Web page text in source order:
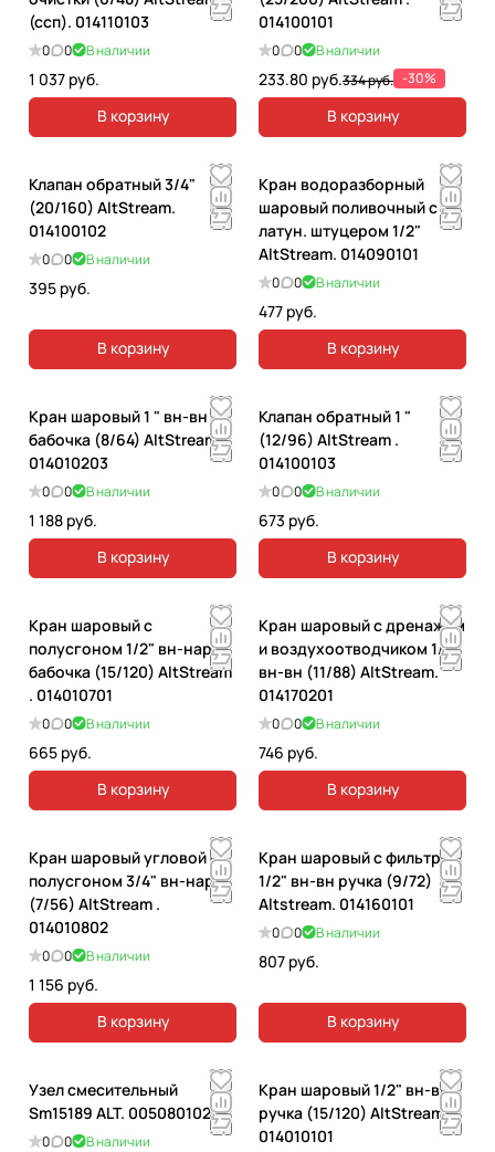
я
(ссп). 014110103
0 0 В наличии
1 037 руб.
В корзину
014100101
0 0 В наличии
233.80 руб.334 руб. -30%
В корзину
Клапан обратный 3/4"
(20/160) AltStream.
014100102
0 0 В наличии
395 руб.
В корзину
Кран водоразборный
шаровый поливочный с
латун. штуцером 1/2"
AltStream. 014090101
0 0 В наличии
477 руб.
В корзину
Кран шаровый 1 " вн-вн
бабочка (8/64) AltStream .
014010203
0 0 В наличии
1 188 руб.
В корзину
Клапан обратный 1 "
(12/96) AltStream .
014100103
0 0 В наличии
673 руб.
В корзину
Кран шаровый с
полусгоном 1/2" вн-нар
бабочка (15/120) AltStream
. 014010701
0 0 В наличии
665 руб.
В корзину
Кран шаровый с дренажом
и воздухоотводчиком 1/2"
вн-вн (11/88) AltStream.
014170201
0 0 В наличии
746 руб.
В корзину
Кран шаровый угловой с
полусгоном 3/4" вн-нар
(7/56) AltStream .
014010802
0 0 В наличии
1 156 руб.
В корзину
Кран шаровый с фильтром
1/2" вн-вн ручка (9/72)
Altstream. 014160101
0 0 В наличии
807 руб.
В корзину
Узел смесительный
Sm15189 ALT. 005080102
0 0 В наличии
Кран шаровый 1/2" вн-вн
ручка (15/120) AltStream.
014010101